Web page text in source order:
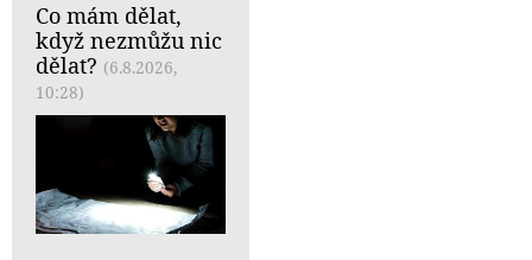
Co mám dělat,
když nezmůžu nic
dělat? (6.8.2026,
10:28)